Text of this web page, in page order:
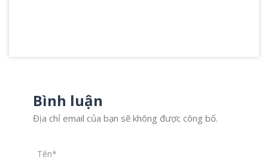
Bình luận
Địa chỉ email của bạn sẽ không được công bố.